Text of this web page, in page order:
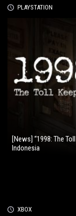
PLAYSTATION
[News] “1998: The
Indonesia
XBOX